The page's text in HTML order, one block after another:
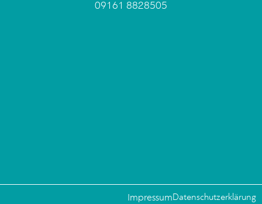
09161 8828505
Datenschutzerklärung
Impressum